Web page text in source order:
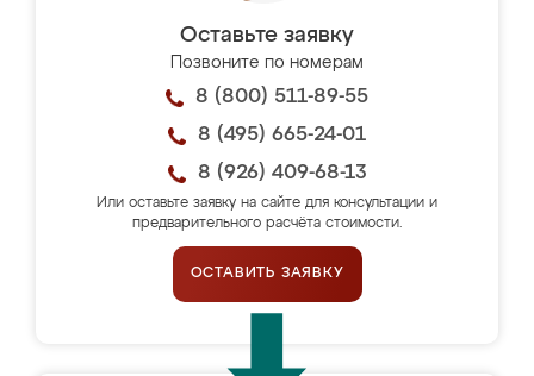
Оставьте заявку
Позвоните по номерам
8 (800) 511-89-55
8 (495) 665-24-01
8 (926) 409-68-13
Или оставьте заявку на сайте для консультации и
предварительного расчёта стоимости.
ОСТАВИТЬ ЗАЯВКУ